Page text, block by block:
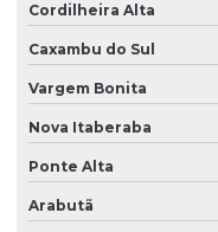
Cordilheira Alta
Caxambu do Sul
Vargem Bonita
Nova Itaberaba
Ponte Alta
Arabutã